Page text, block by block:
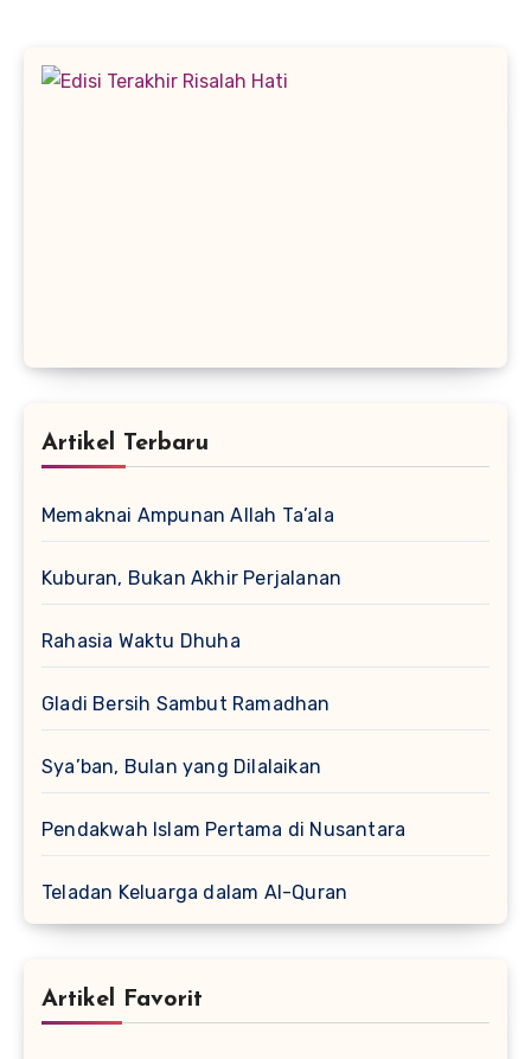
Artikel Terbaru
Memaknai Ampunan Allah Ta’ala
Kuburan, Bukan Akhir Perjalanan
Rahasia Waktu Dhuha
Gladi Bersih Sambut Ramadhan
Sya’ban, Bulan yang Dilalaikan
Pendakwah Islam Pertama di Nusantara
Teladan Keluarga dalam Al-Quran
Artikel Favorit